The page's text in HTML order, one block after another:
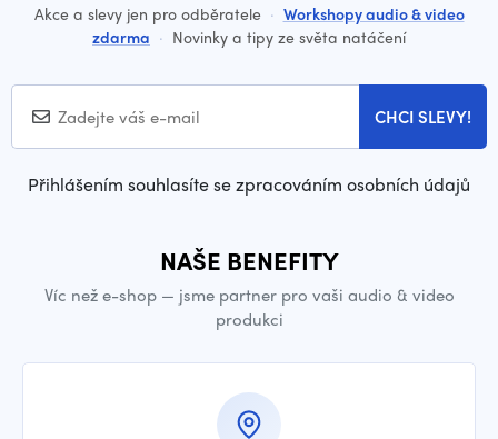
Akce a slevy jen pro odběratele · Workshopy audio & video
zdarma · Novinky a tipy ze světa natáčení
CHCI SLEVY!
Přihlášením souhlasíte se zpracováním osobních údajů
NAŠE BENEFITY
Víc než e-shop — jsme partner pro vaši audio & video
produkci